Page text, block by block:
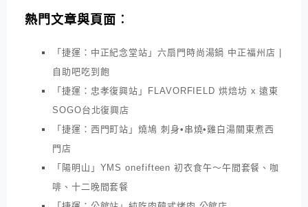
熱門文章與頁面︰
「捷運：中正紀念堂站」六扇門時尚湯鍋 中正福州店 |
自助吧吃到飽
「捷運：忠孝復興站」FLAVORFIELD 烘焙坊 x 遠東
SOGO台北復興店
「捷運：西門町站」燒鳩 刺身•串燒•雞白湯關東煮西
門店
「陽明山」YMS onefifteen 初衣食午～午間套餐、咖
啡、十二晚間套餐